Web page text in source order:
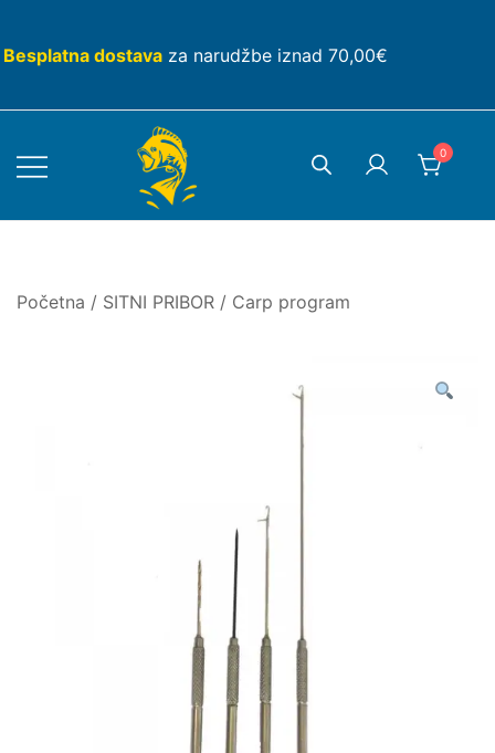
content
Besplatna dostava za narudžbe iznad 70,00€
0
Početna / SITNI PRIBOR / Carp program